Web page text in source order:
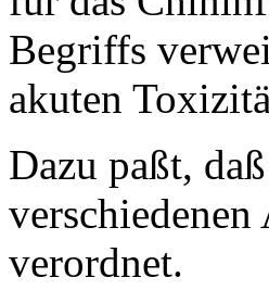
Begriffs
akuten
Dazu paßt,
verordnet.